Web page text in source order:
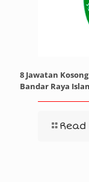
8 Jawatan
Bandar Raya